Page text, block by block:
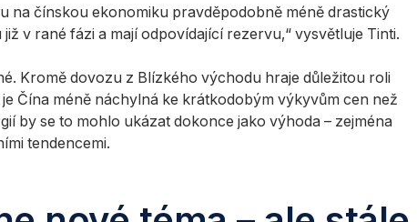
na čínskou ekonomiku pravděpodobně méně drastický
v rané fázi a mají odpovídající rezervu,“ vysvětluje Tinti.
Kromě dovozu z Blízkého východu hraje důležitou roli
Čína méně náchylná ke krátkodobým výkyvům cen než
by se to mohlo ukázat dokonce jako výhoda – zejména
tendencemi.